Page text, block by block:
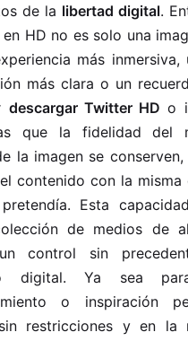
de la libertad digital.
HD no es solo una
más
más clara o un
descargar Twitter HD o
que la fidelidad del
la imagen se
contenido con la misma
Esta
de medios de
control sin
digital. Ya sea
o inspiración
restricciones y en la